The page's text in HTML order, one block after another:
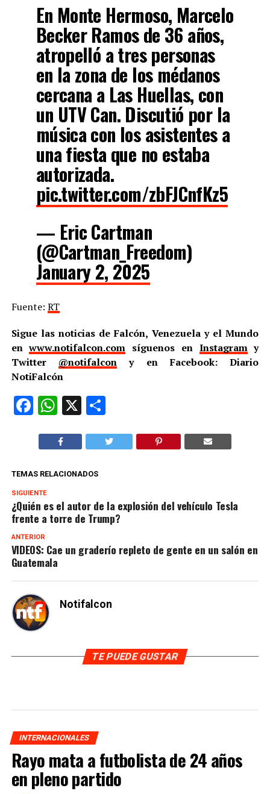
En Monte Hermoso, Marcelo
Becker Ramos de 36 años,
atropelló a tres personas
en la zona de los médanos
cercana a Las Huellas, con
un UTV Can. Discutió por la
música con los asistentes a
una fiesta que no estaba
autorizada.
pic.twitter.com/zbFJCnfKz5
— Eric Cartman
(@Cartman_Freedom)
January 2, 2025
Fuente: RT
Sigue las noticias de Falcón, Venezuela y el Mundo
enwww.notifalcon.com síguenos en Instagramy
Twitter @notifalcon y en Facebook: Diario
NotiFalcón
Facebook
WhatsApp
X Compartir
TEMAS RELACIONADOS
SIGUIENTE
¿Quién es el autor de la explosión del vehículo Tesla
frente a torre de Trump?
ANTERIOR
VIDEOS: Cae un graderío repleto de gente en un salón en
Guatemala
Notifalcon
TE PUEDE GUSTAR
INTERNACIONALES
Rayo mata a futbolista de 24 años
en pleno partido